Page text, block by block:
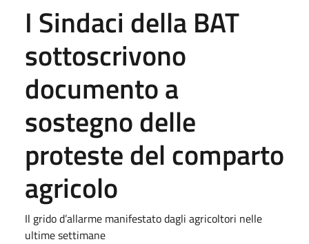
I Sindaci della BAT
sottoscrivono
documento a
sostegno delle
proteste del comparto
agricolo
Il grido d’allarme manifestato dagli agricoltori nelle
ultime settimane